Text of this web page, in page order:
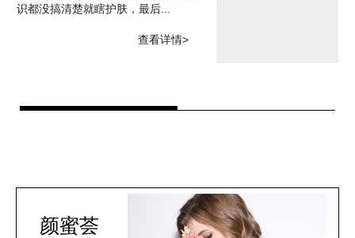
识都没搞清楚就瞎护肤，最后...
查看详情>
颜蜜荟